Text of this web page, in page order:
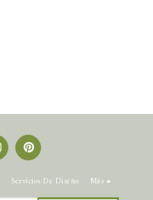
Servicios De Diseño Más